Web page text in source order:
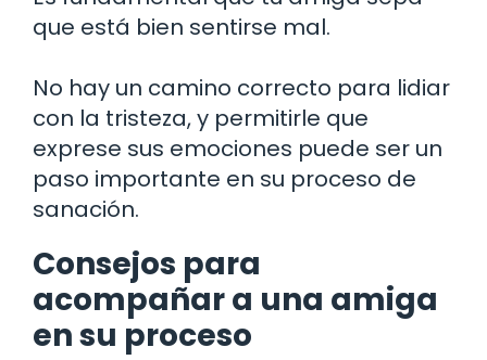
que está bien sentirse mal.
No hay un camino correcto para lidiar
con la tristeza, y permitirle que
exprese sus emociones puede ser un
paso importante en su proceso de
sanación.
Consejos para
acompañar a una amiga
en su proceso